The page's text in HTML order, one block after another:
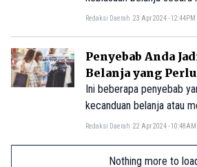
Redaksi Daerah 23 Apr 2024 - 12:44PM
Penyebab Anda
Belanja yang
Ini beberapa penyebab
kecanduan belanja atau
Redaksi Daerah 22 Apr 2024 - 10:48AM
Nothing more to